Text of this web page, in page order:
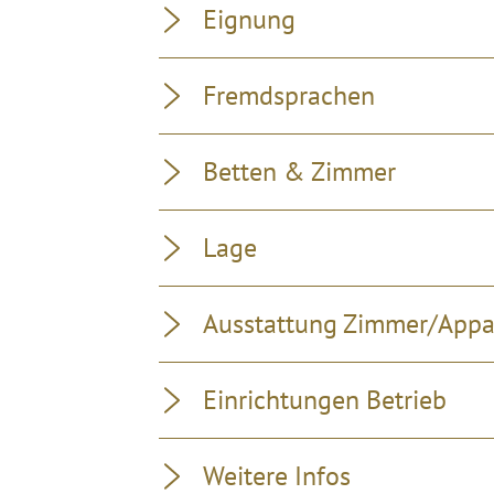
Eignung
Fremdsprachen
Betten & Zimmer
Lage
Ausstattung Zimmer/
Einrichtungen Betrieb
Weitere Infos